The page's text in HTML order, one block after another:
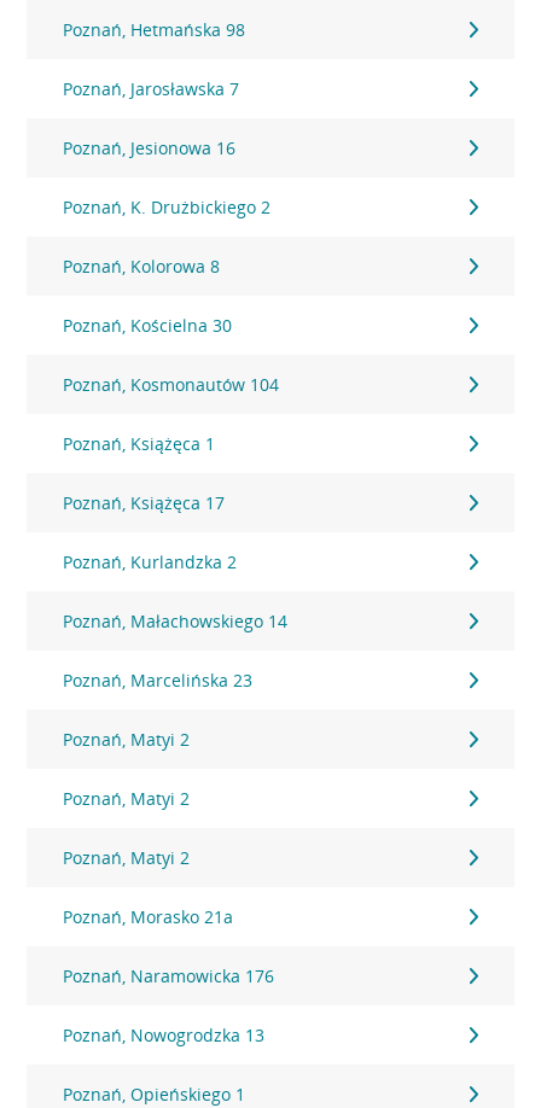
Poznań, Hetmańska 98
Poznań, Jarosławska 7
Poznań, Jesionowa 16
Poznań, K. Drużbickiego 2
Poznań, Kolorowa 8
Poznań, Kościelna 30
Poznań, Kosmonautów 104
Poznań, Książęca 1
Poznań, Książęca 17
Poznań, Kurlandzka 2
Poznań, Małachowskiego 14
Poznań, Marcelińska 23
Poznań, Matyi 2
Poznań, Matyi 2
Poznań, Matyi 2
Poznań, Morasko 21a
Poznań, Naramowicka 176
Poznań, Nowogrodzka 13
Poznań, Opieńskiego 1